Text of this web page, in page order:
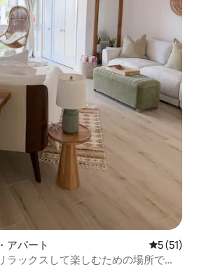
アパート レビュー
5 (51)
ラックスして楽しむための場所で